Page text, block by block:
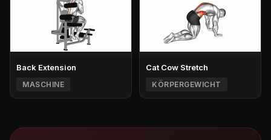
Back Extension
MASCHINE
Cat Cow Stretch
KÖRPERGEWICHT